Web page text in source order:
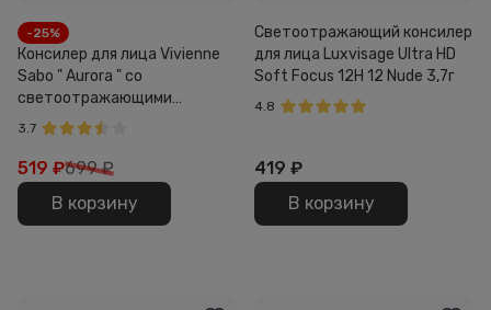
-25%
Консилер для лица Vivienne
Sabo " Aurora " со
светоотражающими
частицами 01 4,5мл
3.7
519 ₽699 ₽
В корзину
Светоотражающий консилер
для лица Luxvisage Ultra HD
Soft Focus 12H 12 Nude 3,7г
4.8
419 ₽
В корзину